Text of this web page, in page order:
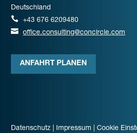
Deutschland
 +43 676 6209480
 office.consulting@concircle.com
ANFAHRT PLANEN
Datenschutz Impressum Cookie